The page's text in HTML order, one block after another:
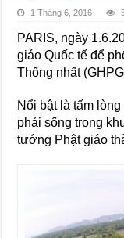
1 Tháng 6, 2016
PARIS, ngày
giáo Quốc tế để
Thống nhất
Nổi bật là tấm
phải sống trong
tướng Phật giáo